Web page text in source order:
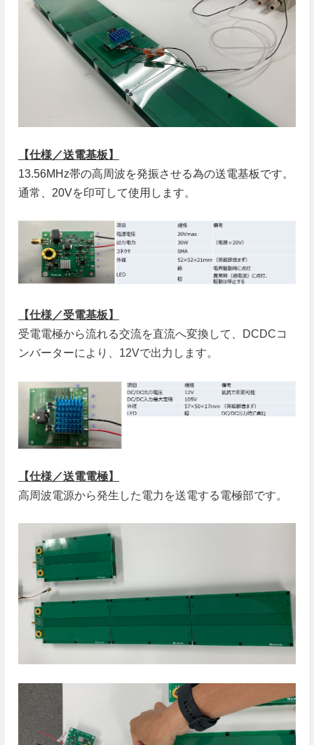
【仕様／送電基板】
13.56MHz帯の高周波を発振させる為の送電基板です。
通常、 20Vを印可して使用します。
【仕様／受電基板】
受電電極から流れる交流を直流へ変換して、DCDCコ
ンバーターにより、12Vで出力します。
【仕様／送電電極】
高周波電源から発生した電力を送電する電極部です。